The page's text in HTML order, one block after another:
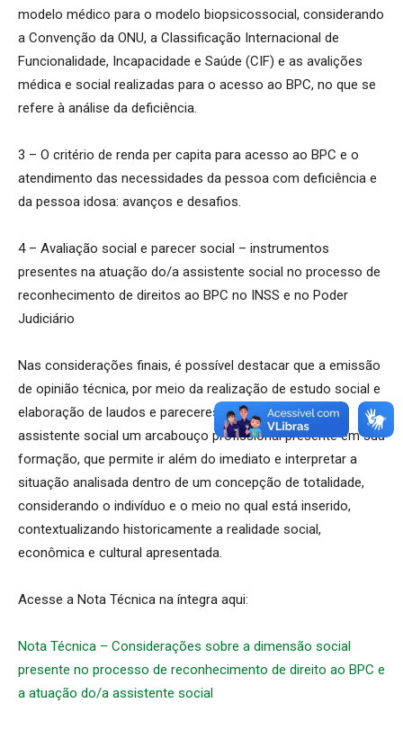
modelo médico para o modelo biopsicossocial, considerando
a Convenção da ONU, a Classificação Internacional de
Funcionalidade, Incapacidade e Saúde (CIF) e as avalições
médica e social realizadas para o acesso ao BPC, no que se
refere à análise da deficiência.
3 – O critério de renda per capita para acesso ao BPC e o
atendimento das necessidades da pessoa com deficiência e
da pessoa idosa: avanços e desafios.
4 – Avaliação social e parecer social – instrumentos
presentes na atuação do/a assistente social no processo de
reconhecimento de direitos ao BPC no INSS e no Poder
Judiciário
Nas considerações finais, é possível destacar que a emissão
de opinião técnica, por meio da realização de estudo social e
elaboração de laudos e pareceres sociais, requer do/a
assistente social um arcabouço profissional presente em sua
formação, que permite ir além do imediato e interpretar a
situação analisada dentro de um concepção de totalidade,
considerando o indivíduo e o meio no qual está inserido,
contextualizando historicamente a realidade social,
econômica e cultural apresentada.
Acesse a Nota Técnica na íntegra aqui:
Nota Técnica – Considerações sobre a dimensão social
presente no processo de reconhecimento de direito ao BPC e
a atuação do/a assistente social